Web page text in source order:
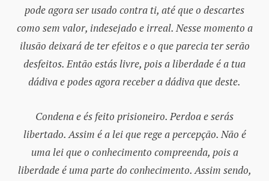
pode agora ser usado contra ti, até que o descartes
como sem valor, indesejado e irreal. Nesse momento a
ilusão deixará de ter efeitos e o que parecia ter serão
desfeitos. Então estás livre, pois a liberdade é a tua
dádiva e podes agora receber a dádiva que deste.
Condena e és feito prisioneiro. Perdoa e serás
libertado. Assim é a lei que rege a percepção. Não é
uma lei que o conhecimento compreenda, pois a
liberdade é uma parte do conhecimento. Assim sendo,